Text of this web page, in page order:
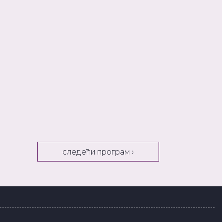
следећи програм ›